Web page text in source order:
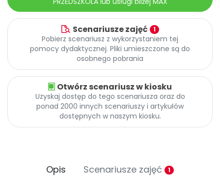
Scenariusze zajęć 1
Pobierz scenariusz z wykorzystaniem tej
pomocy dydaktycznej. Pliki umieszczone są do
osobnego pobrania
Otwórz scenariusz w kiosku
Uzyskaj dostęp do tego scenariusza oraz do
ponad 2000 innych scenariuszy i artykułów
dostępnych w naszym kiosku.
Opis Scenariusze zajęć 1